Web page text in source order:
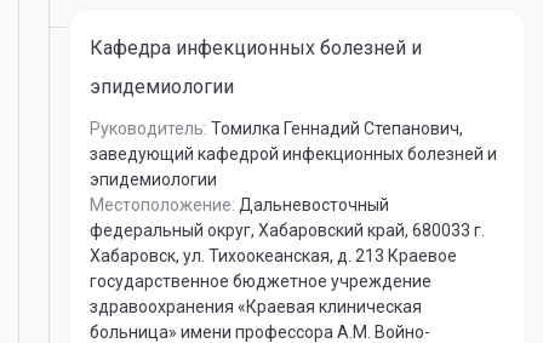
Кафедра инфекционных болезней и
эпидемиологии
Руководитель: Томилка Геннадий Степанович,
заведующий кафедрой инфекционных болезней и
эпидемиологии
Местоположение: Дальневосточный
федеральный округ, Хабаровский край, 680033 г.
Хабаровск, ул. Тихоокеанская, д. 213 Краевое
государственное бюджетное учреждение
здравоохранения «Краевая клиническая
больница» имени профессора А.М. Войно-